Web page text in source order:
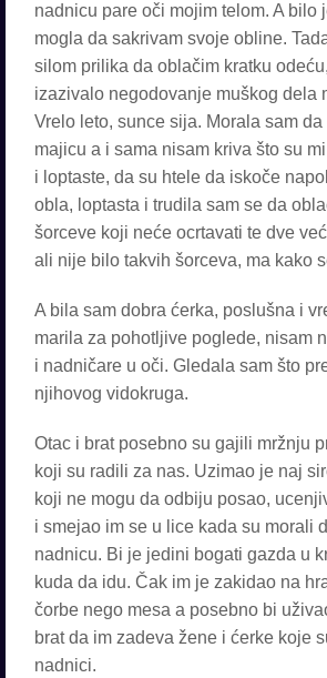
nadnicu pare oči mojim telom. A bilo
mogla da sakrivam svoje obline.
silom prilika da oblačim kratku
izazivalo negodovanje muškog dela
Vrelo leto, sunce sija. Morala sam
majicu a i sama nisam kriva što su
i loptaste, da su htele da iskoče
obla, loptasta i trudila sam se da
šorceve koji neće ocrtavati te dve
ali nije bilo takvih šorceva, ma kako
A bila sam dobra ćerka, poslušna i
marila za pohotljive poglede, nisam
i nadničare u oči. Gledala sam što
njihovog vidokruga.
Otac i brat posebno su gajili mržnju
koji su radili za nas. Uzimao je naj
koji ne mogu da odbiju posao,
i smejao im se u lice kada su morali
nadnicu. Bi je jedini bogati gazda u
kuda da idu. Čak im je zakidao na
čorbe nego mesa a posebno bi
brat da im zadeva žene i ćerke koje
nadnici.